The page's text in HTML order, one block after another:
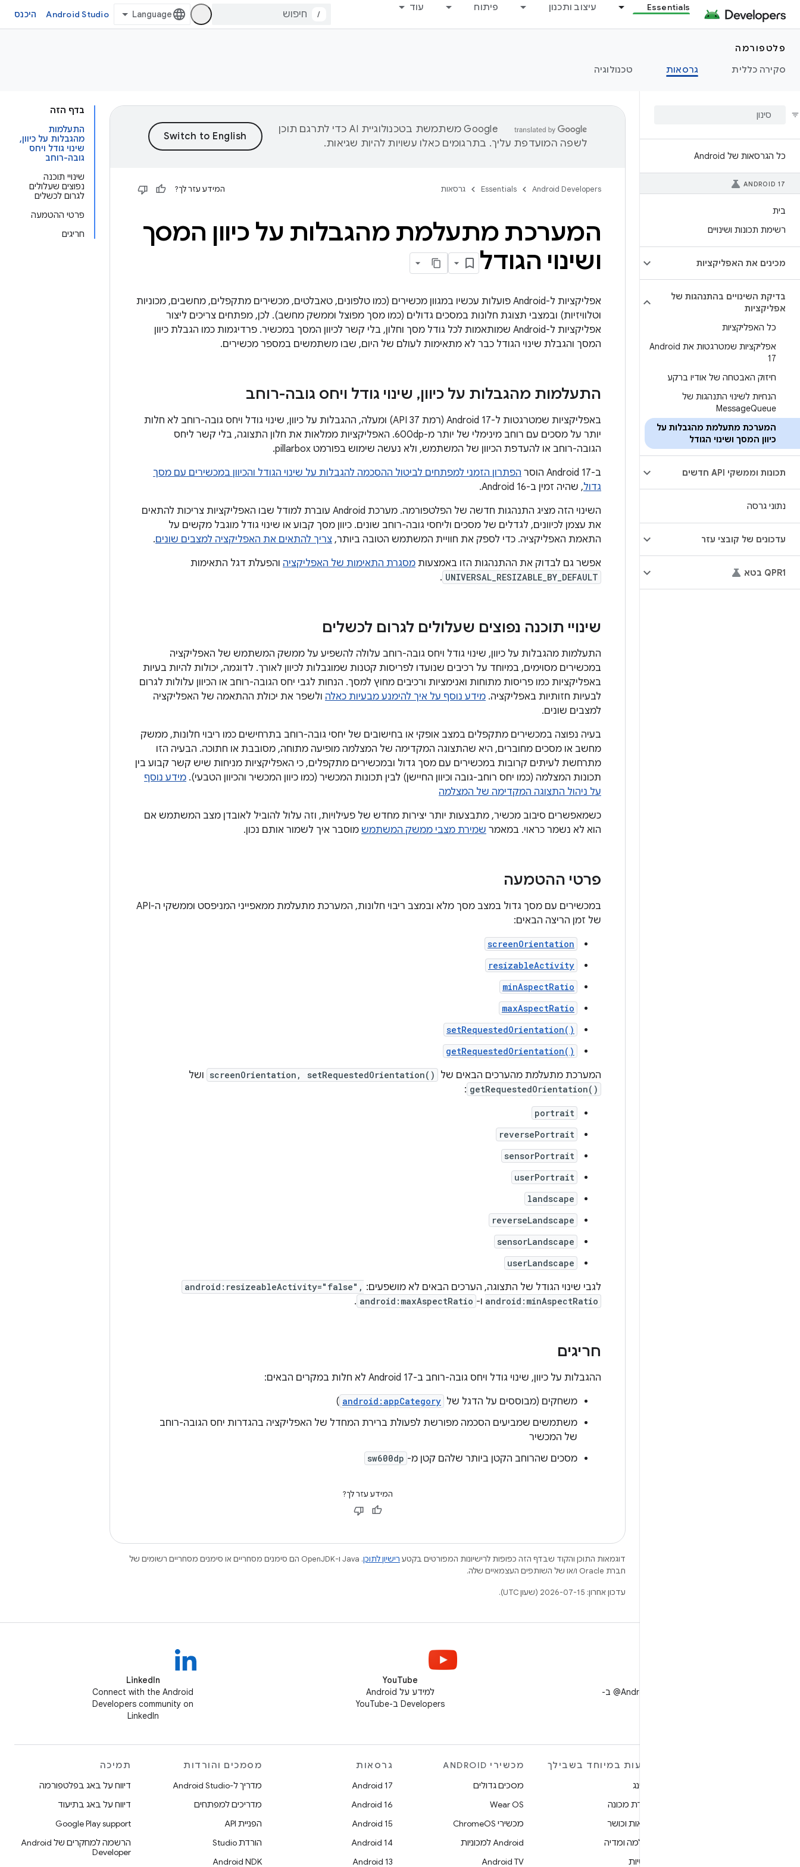
Essentials עיצוב ותכנון פיתוח עוד
/
Android Studio היכנס
פלטפורמה
סקירה כללית
גרסאות טכנולוגיה
כל הגרסאות של Android
ANDROID 17
בית
רשימת תכונות ושינויים
מכינים את האפליקציות
בדיקת השינויים בהתנהגות של
אפליקציות
כל האפליקציות
אפליקציות שמטרגטות את Android
17
חיזוק האבטחה של אודיו ברקע
הנחיות לשינוי התנהגות של
MessageQueue
המערכת מתעלמת מהגבלות על
כיוון המסך ושינוי הגודל
תכונות וממשקי API חדשים
נתוני גרסה
עדכונים של קובצי עזר
QPR1 בטא
בדף הזה
התעלמות
מהגבלות על כיוון,
שינוי גודל ויחס
גובה-רוחב
שינויי תוכנה
נפוצים שעלולים
לגרום לכשלים
פרטי ההטמעה
חריגים
‫Google משתמשת בטכנולוגיית AI כדי לתרגם תוכן
לשפה המועדפת עליך. בתרגומים כאלו עשויות להיות שגיאות.
Android Developers
Essentials גרסאות המידע עזר לך?
המערכת מתעלמת מהגבלות על כיוון המסך
ושינוי הגודל
אפליקציות ל-Android פועלות עכשיו במגוון מכשירים (כמו טלפונים, טאבלטים, מכשירים מתקפלים, מחשבים, מכוניות
וטלוויזיות) ובמצבי תצוגת חלונות במסכים גדולים (כמו מסך מפוצל וממשק מחשב). לכן, מפתחים צריכים ליצור
אפליקציות ל-Android שמותאמות לכל גודל מסך וחלון, בלי קשר לכיוון המסך במכשיר. פרדיגמות כמו הגבלת כיוון
המסך והגבלת שינוי הגודל כבר לא מתאימות לעולם של היום, שבו משתמשים במספר מכשירים.
התעלמות מהגבלות על כיוון, שינוי גודל ויחס גובה-רוחב
באפליקציות שמטרגטות ל-Android 17 (רמת API 37) ומעלה, ההגבלות על כיוון, שינוי גודל ויחס גובה-רוחב לא חלות
יותר על מסכים עם רוחב מינימלי של יותר מ-600dp. האפליקציות ממלאות את חלון התצוגה, בלי קשר ליחס
הגובה-רוחב או להעדפת הכיוון של המשתמש, ולא נעשה שימוש בפורמט pillarbox.
ב-Android 17 הוסר
הפתרון הזמני למפתחים לביטול ההסכמה להגבלות על שינוי הגודל והכיוון במכשירים עם מסך
גדול, שהיה זמין ב-Android 16.
השינוי הזה מציג התנהגות חדשה של הפלטפורמה. מערכת Android עוברת למודל שבו האפליקציות צריכות להתאים
את עצמן לכיוונים, לגדלים של מסכים וליחסי גובה-רוחב שונים. כיוון מסך קבוע או שינוי גודל מוגבל מקשים על
התאמת האפליקציה. כדי לספק את חוויית המשתמש הטובה ביותר, צריך להתאים את האפליקציה למצבים שונים.
אפשר גם לבדוק את ההתנהגות הזו באמצעות מסגרת התאימות של האפליקציה והפעלת דגל התאימות
UNIVERSAL_RESIZABLE_BY_DEFAULT
.
שינויי תוכנה נפוצים שעלולים לגרום לכשלים
התעלמות מהגבלות על כיוון, שינוי גודל ויחס גובה-רוחב עלולה להשפיע על ממשק המשתמש של האפליקציה
במכשירים מסוימים, במיוחד על רכיבים שנועדו לפריסות קטנות שמוגבלות לכיוון לאורך. לדוגמה, יכולות להיות בעיות
באפליקציות כמו פריסות מתוחות ואנימציות ורכיבים מחוץ למסך. הנחות לגבי יחס הגובה-רוחב או הכיוון עלולות לגרום
לבעיות חזותיות באפליקציה. מידע נוסף על איך להימנע מבעיות כאלה ולשפר את יכולת ההתאמה של האפליקציה
למצבים שונים.
בעיה נפוצה במכשירים מתקפלים במצב אופקי או בחישובים של יחסי גובה-רוחב בתרחישים כמו ריבוי חלונות, ממשק
מחשב או מסכים מחוברים, היא שהתצוגה המקדימה של המצלמה מופיעה מתוחה, מסובבת או חתוכה. הבעיה הזו
מתרחשת לעיתים קרובות במכשירים עם מסך גדול ובמכשירים מתקפלים, כי האפליקציות מניחות שיש קשר קבוע בין
תכונות המצלמה (כמו יחס רוחב-גובה וכיוון החיישן) לבין תכונות המכשיר (כמו כיוון המכשיר והכיוון הטבעי). מידע נוסף
על ניהול התצוגה המקדימה של המצלמה
כשמאפשרים סיבוב מכשיר, מתבצעות יותר יצירות מחדש של פעילויות, וזה עלול להוביל לאובדן מצב המשתמש אם
הוא לא נשמר כראוי. במאמר שמירת מצבי ממשק המשתמש מוסבר איך לשמור אותם נכון.
פרטי ההטמעה
במכשירים עם מסך גדול במצב מסך מלא ובמצב ריבוי חלונות, המערכת מתעלמת ממאפייני המניפסט וממשקי ה-API
של זמן הריצה הבאים:
screenOrientation
resizableActivity
minAspectRatio
maxAspectRatio
setRequestedOrientation()
getRequestedOrientation()
המערכת מתעלמת מהערכים הבאים של screenOrientation, setRequestedOrientation() ושל
getRequestedOrientation()
:
portrait
reversePortrait
sensorPortrait
userPortrait
landscape
reverseLandscape
sensorLandscape
userLandscape
לגבי שינוי הגודל של התצוגה, הערכים הבאים לא מושפעים: android:resizeableActivity="false",
android:minAspectRatio ו- android:maxAspectRatio
.
חריגים
ההגבלות על כיוון, שינוי גודל ויחס גובה-רוחב ב-Android 17 לא חלות במקרים הבאים:
משחקים (מבוססים על הדגל של android:appCategory
)
משתמשים שמביעים הסכמה מפורשת לפעולת ברירת המחדל של האפליקציה בהגדרות יחס הגובה-רוחב
של המכשיר
מסכים שהרוחב הקטן ביותר שלהם קטן מ- sw600dp
המידע עזר לך?
דוגמאות התוכן והקוד שבדף הזה כפופות לרישיונות המפורטים בקטע רישיון לתוכן
.‏ Java ו-OpenJDK הם סימנים מסחריים או סימנים מסחריים רשומים של
חברת Oracle ו/או של השותפים העצמאיים שלה.
עדכון אחרון: 2026-07-15 (שעון UTC).
למעקב אחר ‎@AndroidDev ב-
YouTube
למידע על Android
Developers ב-YouTube
LinkedIn
Connect with the Android
Developers community on
LinkedIn
הצעות במיוחד בשבילך
גיימינג
למידת מכונה
בריאות וכושר
מצלמה ומדיה
פרטיות
מכשירי ANDROID
מסכים גדולים
Wear OS
מכשירי ChromeOS
Android למכוניות
Android TV
גרסאות
Android 17
Android 16
Android 15
Android 14
Android 13
מסמכים והורדות
מדריך ל-Android Studio
מדריכים למפתחים
הפניית API
הורדת Studio
Android NDK
תמיכה
דיווח על באג בפלטפורמה
דיווח על באג בתיעוד
Google Play support
הרשמה למחקרים של Android
Developer